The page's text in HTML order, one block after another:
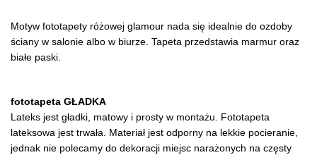
Motyw fototapety różowej glamour nada się idealnie do ozdoby
ściany w salonie albo w biurze. Tapeta przedstawia marmur oraz
białe paski.
fototapeta GŁADKA
Lateks jest gładki, matowy i prosty w montażu. Fototapeta
lateksowa jest trwała. Materiał jest odporny na lekkie pocieranie,
jednak nie polecamy do dekoracji miejsc narażonych na częsty